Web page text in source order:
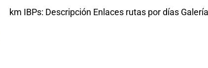
km IBPs: Descripción Enlaces rutas por días